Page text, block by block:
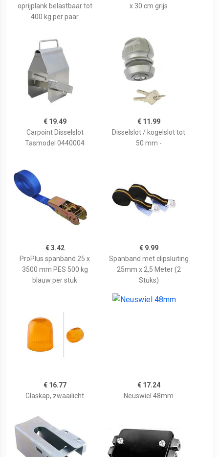
oprijplank belastbaar tot
400 kg per paar
x 30 cm grijs
€ 19.49
Carpoint Disselslot
Tasmodel 0440004
€ 11.99
Disselslot / kogelslot tot
50 mm -
€ 3.42
ProPlus spanband 25 x
3500 mm PES 500 kg
blauw per stuk
€ 9.99
Spanband met clipsluiting
25mm x 2,5 Meter (2
Stuks)
€ 16.77
Glaskap, zwaailicht
€ 17.24
Neuswiel 48mm